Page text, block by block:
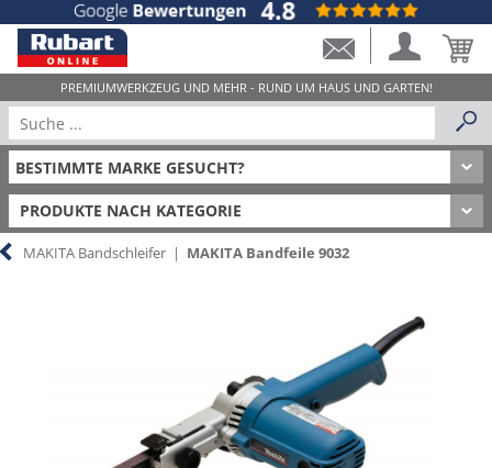
PRODUKTE NACH KATEGORIE
MAKITA Bandschleifer | MAKITA Bandfeile 9032